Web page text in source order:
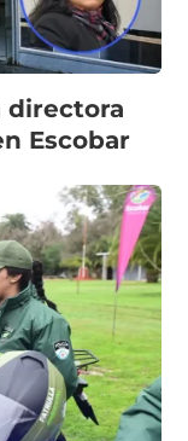
directora
Escobar